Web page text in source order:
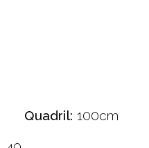
Quadril: 100cm